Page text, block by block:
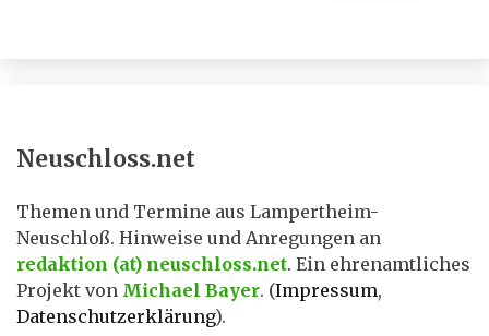
Neuschloss.net
Themen und Termine aus Lampertheim-
Neuschloß. Hinweise und Anregungen an
redaktion (at) neuschloss.net. Ein ehrenamtliches
Projekt von Michael Bayer. (Impressum,
Datenschutzerklärung).